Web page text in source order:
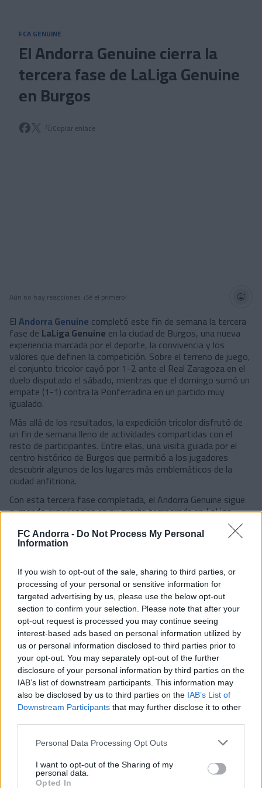
FC Andorra - Do Not Process My Personal
Information
If you wish to opt-out of the sale, sharing to third parties, or
processing of your personal or sensitive information for
targeted advertising by us, please use the below opt-out
section to confirm your selection. Please note that after your
opt-out request is processed you may continue seeing
interest-based ads based on personal information utilized by
us or personal information disclosed to third parties prior to
your opt-out. You may separately opt-out of the further
disclosure of your personal information by third parties on the
IAB’s list of downstream participants. This information may
also be disclosed by us to third parties on the IAB’s List of
Downstream Participants that may further disclose it to other
Personal Data Processing Opt Outs
I want to opt-out of the Sharing of my
personal data.
Opted In
FCA GENUINE
El Andorra Genuine cierra la
tercera fase de LaLiga Genuine
en Burgos
Copiar enlace
Aún no hay reacciones. ¡Sé el primero!
ElAndorra Genuine completó este fin de semana la tercera
fase de LaLiga Genuine en la ciudad de Burgos, una nueva
experiencia marcada por el deporte, la convivencia y los
valores que definen la competición. Sobre el terreno de juego,
el conjunto tricolor cayó por 1-2 ante el Real Zaragoza en el
duelo disputado el sábado, mientras que el domingo sumó un
empate (1-1) contra la Ponferradina en un partido muy
igualado.
Más allá de los resultados, la expedición tricolor disfrutó de
un fin de semana lleno de actividades compartidas con el
resto de participantes. Entre ellas, una visita guiada por el
centro histórico de Burgos que permitió a los jugadores
descubrir algunos de los lugares más emblemáticos de la
ciudad anfitriona.
Con esta tercera fase completada, el Andorra Genuine sigue
sumando experiencias en su cuarta temporada en LaLiga
Genuine, una competición que va mucho más allá del fútbol y
que continúa fomentando la inclusión, la camaradería y las
relaciones entre clubes de todo el Estado.
La próxima y última fase del campeonato, que se disputará el
fin de semana del 20 y 21 de junio en Madrid, servirá para
poner el punto final a una nueva temporada llena de
momentos especiales para el equipo tricolor.
#SomTricolors
Noticias relacionadas
La experiencia de sus vidas: el
Mundial de Houston del Andorra
Genuine
FCA GENUINE
El Andorra Genuine inicia su
Houston
FCA GENUINE